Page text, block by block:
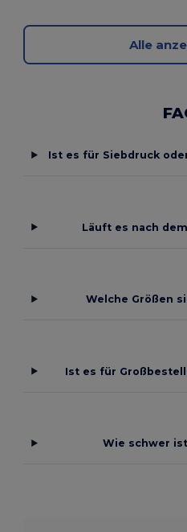
Alle
Ist es für Siebdruck
Läuft es nach
Welche Größen
Ist es für
Wie schwer